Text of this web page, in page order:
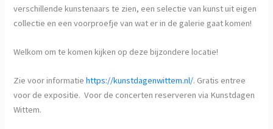
verschillende kunstenaars te zien, een selectie van kunst uit eigen
collectie en een voorproefje van wat er in de galerie gaat komen!
Welkom om te komen kijken op deze bijzondere locatie!
Zie voor informatiehttps://kunstdagenwittem.nl/. Gratis entree
voor de expositie. Voor de concerten reserveren via Kunstdagen
Wittem.